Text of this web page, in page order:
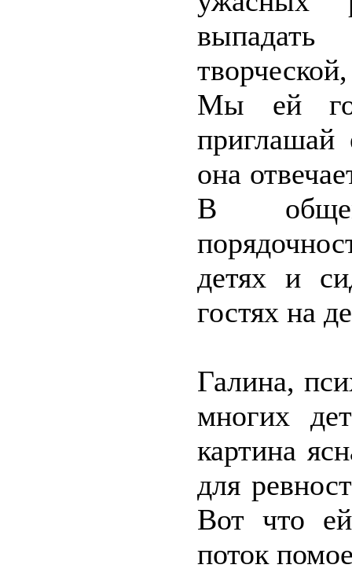
Мы ей
она
В
детях и
гостях на
Галина,
многих
картина
для
Вот что
поток